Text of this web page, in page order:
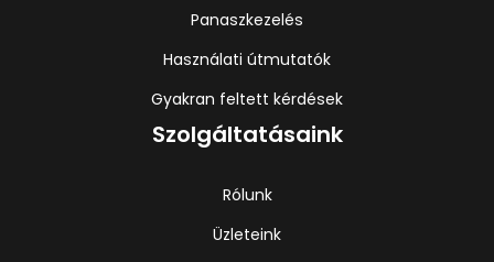
Panaszkezelés
Használati útmutatók
Gyakran feltett kérdések
Szolgáltatásaink
Rólunk
Üzleteink